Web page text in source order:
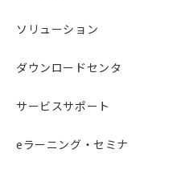
ソリューション
ダウンロードセンタ
サービスサポート
eラーニング・セミナ